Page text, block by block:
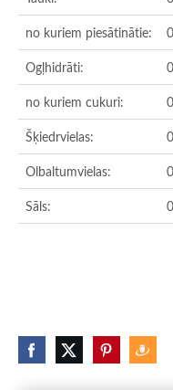
no kuriem piesātinātie:
Ogļhidrāti:
no kuriem cukuri:
Šķiedrvielas:
Olbaltumvielas:
Sāls: